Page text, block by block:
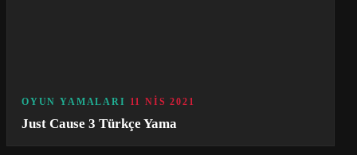
OYUN YAMALARI 11 NIS 2021
Just Cause 3 Türkçe Yama